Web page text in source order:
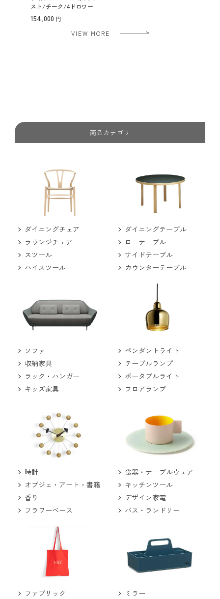
スト/チーク/4ドロワー
154,000
VIEW MORE
商品カテゴリ
ダイニングチェア
ラウンジチェア
スツール
ハイスツール
ダイニングテーブル
ローテーブル
サイドテーブル
カウンターテーブル
ソファ
収納家具
ラック・ハンガー
キッズ家具
ペンダントライト
テーブルランプ
ポータブルライト
フロアランプ
時計
オブジェ・アート・書籍
香り
フラワーベース
食器・テーブルウェア
キッチンツール
デザイン家電
バス・ランドリー
ファブリック
ミラー